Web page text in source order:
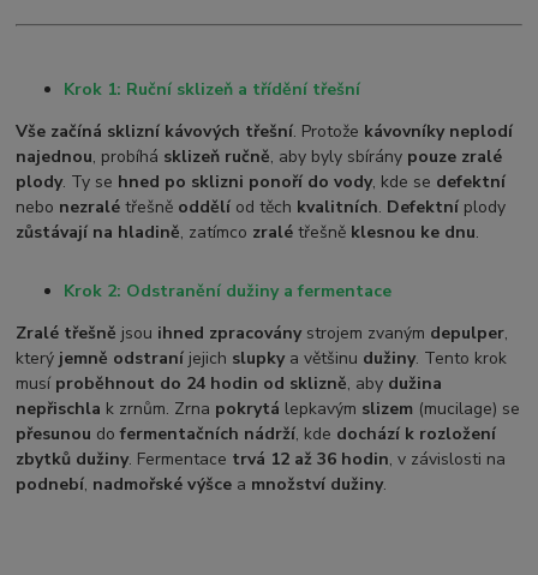
Krok 1: Ruční sklizeň a třídění třešní
Vše začíná sklizní kávových třešní. Protože kávovníky neplodí
najednou, probíhá sklizeň ručně, aby byly sbírány pouze zralé
plody. Ty se hned po sklizni ponoří do vody, kde se defektní
nebo nezralé třešně oddělí od těch kvalitních. Defektní plody
zůstávají na hladině, zatímco zralé třešně klesnou ke dnu.
Krok 2: Odstranění dužiny a fermentace
Zralé třešně jsou ihned zpracoványstrojem zvaným depulper,
který jemně odstraní jejich slupkya většinu dužiny. Tento krok
musí proběhnout do 24 hodin od sklizně, aby dužina
nepřischla k zrnům. Zrna pokrytá lepkavým slizem (mucilage) se
přesunou dofermentačních nádrží, kde dochází k rozložení
zbytků dužiny. Fermentace trvá 12 až 36 hodin, v závislosti na
podnebí, nadmořské výšce a množství dužiny.